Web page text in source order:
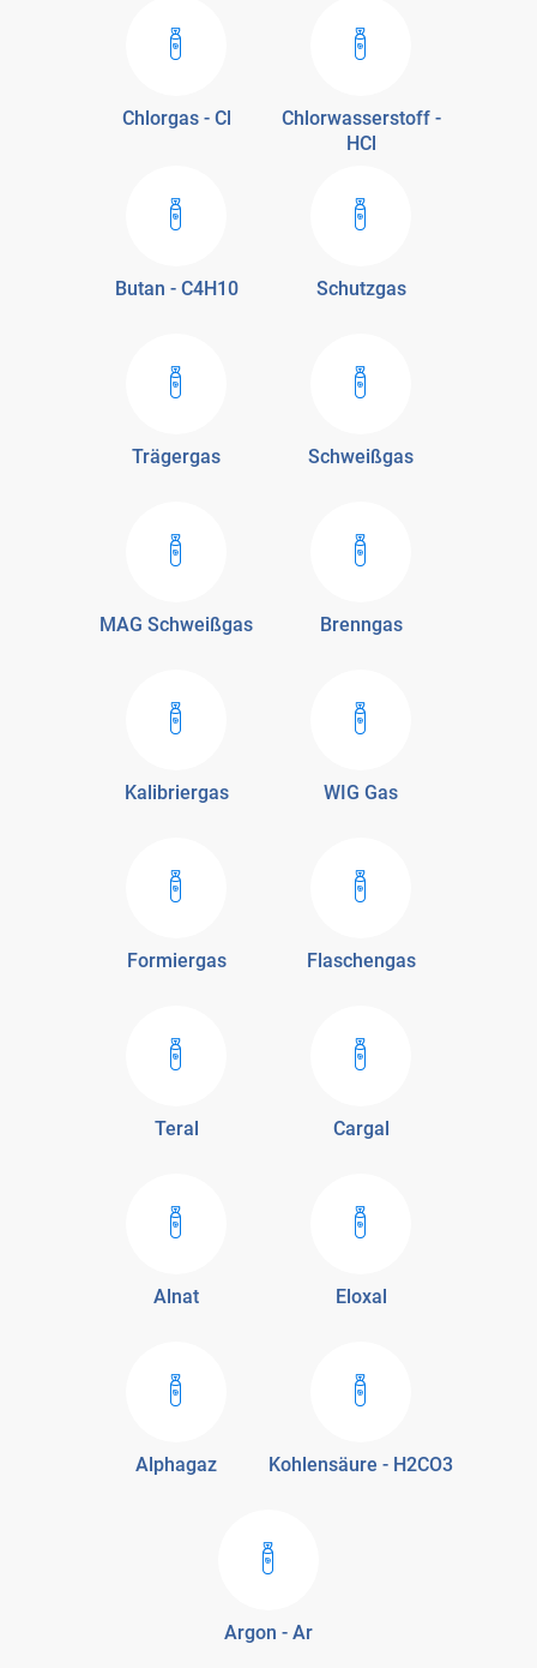
Chlorgas - Cl
Chlorwasserstoff -
HCl
Butan - C4H10 Schutzgas
Trägergas Schweißgas
MAG Schweißgas Brenngas
Kalibriergas WIG Gas
Formiergas Flaschengas
Teral Cargal
Alnat Eloxal
Alphagaz Kohlensäure - H2CO3
Argon - Ar